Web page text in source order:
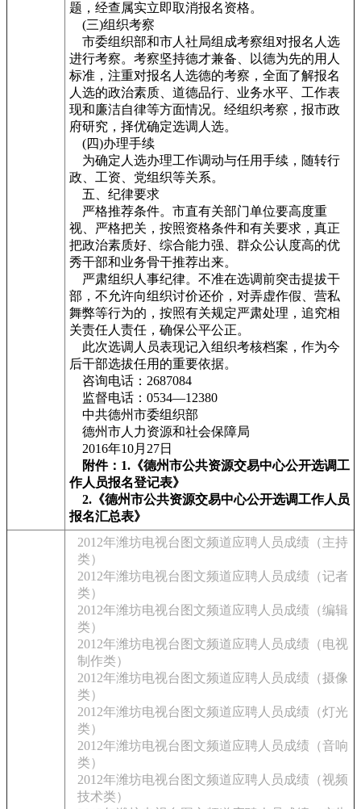
题，经查属实立即取消报名资格。
(三)组织考察
市委组织部和市人社局组成考察组对报名人选
进行考察。考察坚持德才兼备、以德为先的用人
标准，注重对报名人选德的考察，全面了解报名
人选的政治素质、道德品行、业务水平、工作表
现和廉洁自律等方面情况。经组织考察，报市政
府研究，择优确定选调人选。
(四)办理手续
为确定人选办理工作调动与任用手续，随转行
政、工资、党组织等关系。
五、纪律要求
严格推荐条件。市直有关部门单位要高度重
视、严格把关，按照资格条件和有关要求，真正
把政治素质好、综合能力强、群众公认度高的优
秀干部和业务骨干推荐出来。
严肃组织人事纪律。不准在选调前突击提拔干
部，不允许向组织讨价还价，对弄虚作假、营私
舞弊等行为的，按照有关规定严肃处理，追究相
关责任人责任，确保公平公正。
此次选调人员表现记入组织考核档案，作为今
后干部选拔任用的重要依据。
咨询电话：2687084
监督电话：0534—12380
中共德州市委组织部
德州市人力资源和社会保障局
2016年10月27日
附件：1.《德州市公共资源交易中心公开选调工
作人员报名登记表》
2.《德州市公共资源交易中心公开选调工作人员
报名汇总表》
2012年潍坊电视台图文频道应聘人员成绩（主持
类）
2012年潍坊电视台图文频道应聘人员成绩（记者
类）
2012年潍坊电视台图文频道应聘人员成绩（编辑
类）
2012年潍坊电视台图文频道应聘人员成绩（电视
制作类）
2012年潍坊电视台图文频道应聘人员成绩（摄像
类）
2012年潍坊电视台图文频道应聘人员成绩（灯光
类）
2012年潍坊电视台图文频道应聘人员成绩（音响
类）
2012年潍坊电视台图文频道应聘人员成绩（视频
技术类）